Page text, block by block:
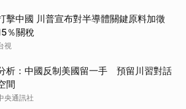
擊中國 川普宣布對半導體關鍵原料加徵
％關稅
視
析：中國反制美國留一手 預留川習對話
間
央通訊社